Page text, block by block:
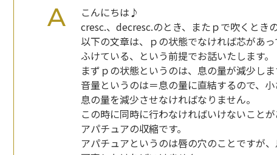
こんにちは♪
cresc.、decresc.のとき、またｐで吹くとき
以下の文章は、ｐの状態でなければ芯があ
ふけている、という前提でお話いたします。
まずｐの状態というのは、息の量が減少し
音量というのは＝息の量に直結するので、
息の量を減少させなければなりません。
この時に同時に行わなければいけないことが
アパチュアの収縮です。
アパチュアというのは唇の穴のことですが